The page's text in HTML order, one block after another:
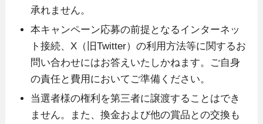
承れません。
本キャンペーン応募の前提となるインターネッ
ト接続、X（旧Twitter）の利用方法等に関するお
問い合わせにはお答えいたしかねます。ご自身
の責任と費用においてご準備ください。
当選者様の権利を第三者に譲渡することはでき
ません。また、換金および他の賞品との交換も